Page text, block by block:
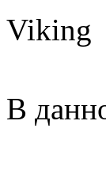
Viking
В